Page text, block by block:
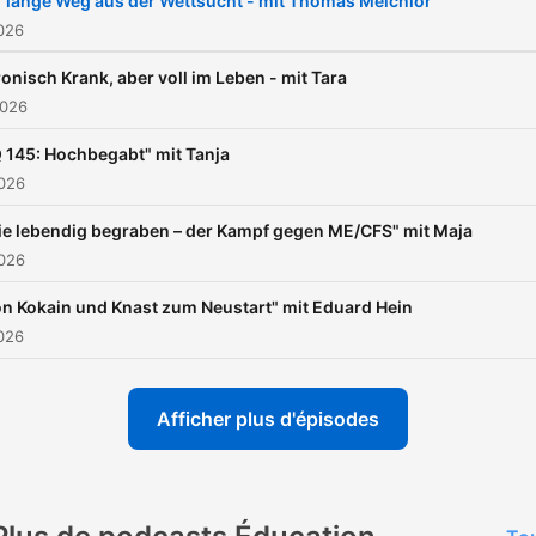
Geschichte erzählt von
Widerstandskraft, Mut
schwierigen Zeiten Licht zu
einfühlsame und
bei uns Zuhörenden Raum
Verständnis, Aufklärung und
gleichermaßen lässt sie die
Krank, aber voll im Leben - mit Tara
145: Hochbegabt" mit Tanja
lebendig begraben – der Kampf gegen ME/CFS" mit Maja
Kokain und Knast zum Neustart" mit Eduard Hein
Afficher plus d'épisodes